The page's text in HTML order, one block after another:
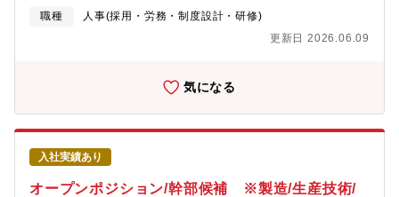
職種
人事(採用・労務・制度設計・研修)
更新日 2026.06.09
気になる
入社実績あり
オープンポジション/幹部候補 ※製造/生産技術/